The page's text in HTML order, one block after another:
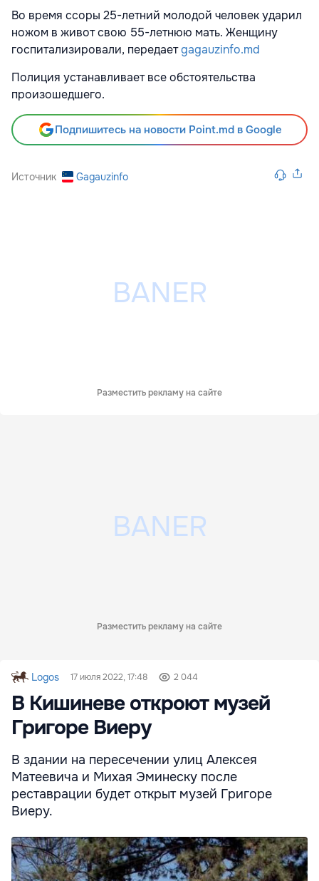
Во время ссоры 25-летний молодой человек ударил
ножом в живот свою 55-летнюю мать. Женщину
госпитализировали, передаетgagauzinfo.md
Полиция устанавливает все обстоятельства
произошедшего.
Подпишитесь на новости Point.md в Google
Источник Gagauzinfo
Разместить рекламу на сайте
Разместить рекламу на сайте
Logos 17 июля 2022, 17:48 2 044
В Кишиневе откроют музей
Григоре Виеру
В здании на пересечении улиц Алексея
Матеевича и Михая Эминеску после
реставрации будет открыт музей Григоре
Виеру.